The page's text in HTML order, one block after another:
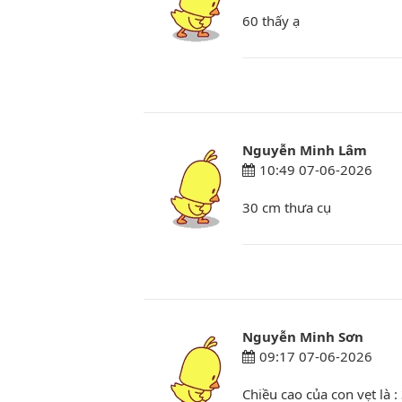
60 thấy ạ
Nguyễn Minh Lâm
10:49 07-06-2026
30 cm thưa cụ
Nguyễn Minh Sơn
09:17 07-06-2026
Chiều cao của con vẹt là :